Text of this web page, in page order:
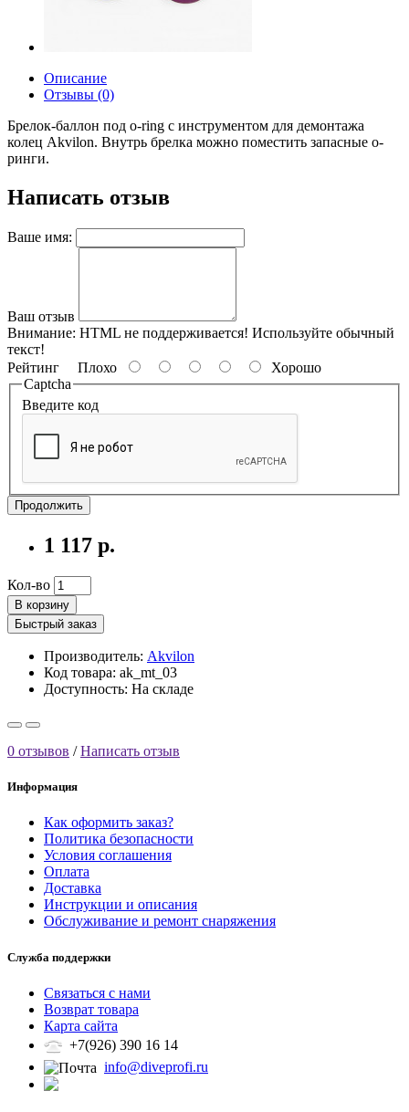
Описание
Отзывы (0)
Брелок-баллон под o-ring с инструментом для демонтажа
колец Akvilon. Внутрь брелка можно поместить запасные о-
ринги.
Написать отзыв
Ваше имя:
Ваш отзыв
Внимание: HTML не поддерживается! Используйте обычный
текст!
Рейтинг Плохо
Хорошо
Captcha
Введите код
Продолжить
1 117 р.
Кол-во
В корзину
Быстрый заказ
Производитель: Akvilon
Код товара: ak_mt_03
Доступность: На складе
0 отзывов /Написать отзыв
Информация
Как оформить заказ?
Политика безопасности
Условия соглашения
Оплата
Доставка
Инструкции и описания
Обслуживание и ремонт снаряжения
Служба поддержки
Связаться с нами
Возврат товара
Карта сайта
+7(926) 390 16 14
info@diveprofi.ru